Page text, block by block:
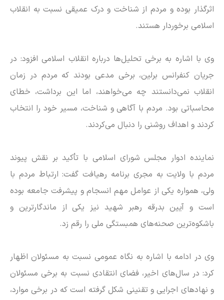
اثرگذار بوده و مردم از شناخت و درک عمیقی نسبت به انقلاب
اسلامی برخوردار هستند.
وی با اشاره به برخی تحلیل‌ها درباره انقلاب اسلامی افزود: در
جریان کنفرانس برلین، برخی مدعی بودند که مردم در زمان
انقلاب نمی‌دانستند چه می‌خواهند، اما این برداشت، خطای
محاسباتی بود. مردم با آگاهی و شناخت، مسیر خود را انتخاب
کردند و اهداف روشنی را دنبال می‌کردند.
نماینده ادوار مجلس شورای اسلامی با تأکید بر نقش پیوند
مردم با ولایت به مجری برنامه رهیافت گفت: ارتباط مردم با
ولی، همواره یکی از عوامل مهم انسجام و پیشرفت جامعه بوده
است و آیین بدرقه رهبر شهید نیز یکی از ماندگارترین و
باشکوه‌ترین صحنه‌های همبستگی ملی را رقم زد.
وی در ادامه با اشاره به نگاه عمومی نسبت به مسئولان اظهار
کرد: در سال‌های اخیر، فضای انتقادی نسبت به برخی مسئولان
و نهاد‌های اجرایی و تقنینی شکل گرفته است که در برخی موارد،